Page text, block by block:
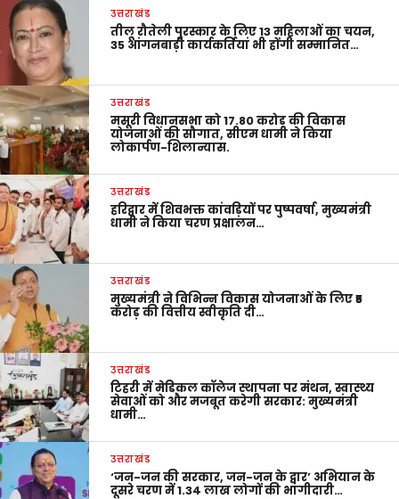
उत्तराखंड
तीलू रौतेली पुरस्कार के लिए 13 महिलाओं का चयन,
35 आंगनबाड़ी कार्यकर्तियां भी होंगी सम्मानित…
उत्तराखंड
मसूरी विधानसभा को 17.80 करोड़ की विकास
योजनाओं की सौगात, सीएम धामी ने किया
लोकार्पण-शिलान्यास.
उत्तराखंड
हरिद्वार में शिवभक्त कांवड़ियों पर पुष्पवर्षा, मुख्यमंत्री
धामी ने किया चरण प्रक्षालन…
उत्तराखंड
मुख्यमंत्री ने विभिन्न विकास योजनाओं के लिए ₹5
करोड़ की वित्तीय स्वीकृति दी…
उत्तराखंड
टिहरी में मेडिकल कॉलेज स्थापना पर मंथन, स्वास्थ्य
सेवाओं को और मजबूत करेगी सरकार: मुख्यमंत्री
धामी…
उत्तराखंड
‘जन-जन की सरकार, जन-जन के द्वार’ अभियान के
दूसरे चरण में 1.34 लाख लोगों की भागीदारी…